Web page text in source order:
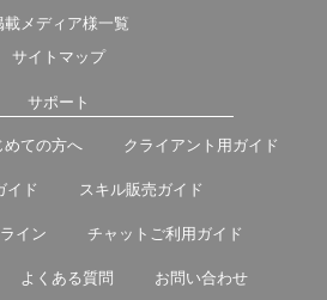
載メディア様一覧
サイトマップ
サポート
めての方へ クライアント用ガイド
イド スキル販売ガイド
イン チャットご利用ガイド
よくある質問 お問い合わせ